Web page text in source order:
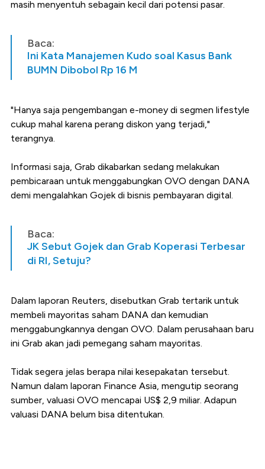
masih menyentuh sebagain kecil dari potensi pasar.
Baca:
Ini Kata Manajemen Kudo soal Kasus Bank
BUMN Dibobol Rp 16 M
"Hanya saja pengembangan e-money di segmen lifestyle
cukup mahal karena perang diskon yang terjadi,"
terangnya.
Informasi saja, Grab dikabarkan sedang melakukan
pembicaraan untuk menggabungkan OVO dengan DANA
demi mengalahkan Gojek di bisnis pembayaran digital.
Baca:
JK Sebut Gojek dan Grab Koperasi Terbesar
di RI, Setuju?
Dalam laporan Reuters, disebutkan Grab tertarik untuk
membeli mayoritas saham DANA dan kemudian
menggabungkannya dengan OVO. Dalam perusahaan baru
ini Grab akan jadi pemegang saham mayoritas.
Tidak segera jelas berapa nilai kesepakatan tersebut.
Namun dalam laporan Finance Asia, mengutip seorang
sumber, valuasi OVO mencapai US$ 2,9 miliar. Adapun
valuasi DANA belum bisa ditentukan.